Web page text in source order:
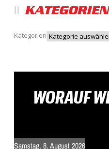
KATEGORIEN
Kategorien